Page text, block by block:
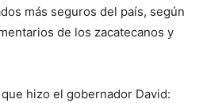
más seguros del país, según
de los zacatecanos y
hizo el gobernador David: